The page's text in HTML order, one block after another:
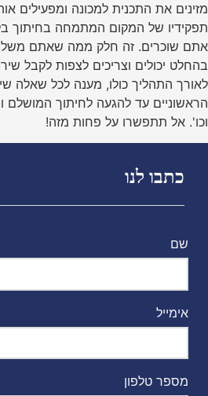
מזינים את התכנית למכונה ומפעילים
תפקידיו של המקום המתמחה בחיתוך
אתם שוכרים. זה חלק ממה שאתם
בהחלט יכולים וצריכים לצפות לקבל
לאורך התהליך כולו, מענה לכל שאלה
הראשוניים עד להגעה לחיתוך המושלם
וכו'. אל תתפשרו על פחות מזה!
כתבו לנו
שם
אימייל
מספר טלפון